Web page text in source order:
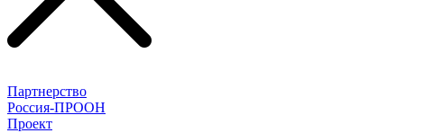
Партнерство
Россия-ПРООН
Проект